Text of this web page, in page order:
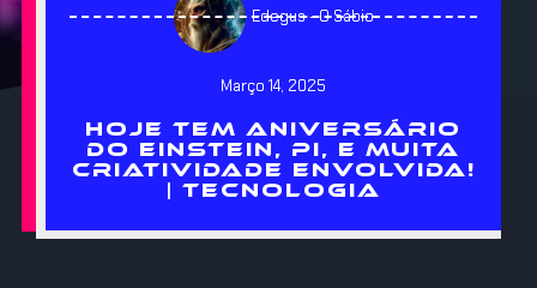
Edegus - O Sábio
Março 14, 2025
HOJE TEM ANIVERSÁRIO
DO EINSTEIN, PI, E MUITA
CRIATIVIDADE ENVOLVIDA!
| TECNOLOGIA